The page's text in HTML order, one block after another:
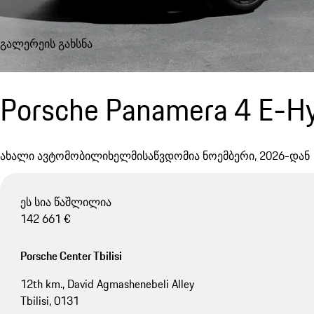
გალერეის გახსნა
Porsche Panamera 4 E-
ახალი ავტომობილიხელმისაწვდომია ნოემბერი, 2026-დან
ეს სია წაშლილია
142 661 €
Porsche Center Tbilisi
12th km., David Agmashenebeli Alley
Tbilisi, 0131